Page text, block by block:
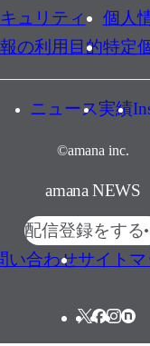
ュリティ
個人
の利用目的特定
©amana inc.
ニュース実績
amana NEWS
配信登録をする
い合わせサイト